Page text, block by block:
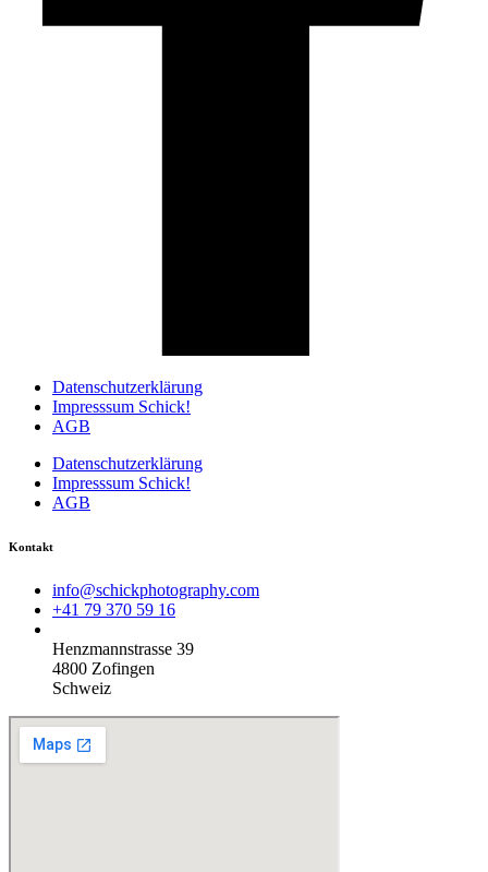
Datenschutzerklärung
Impresssum Schick!
AGB
Datenschutzerklärung
Impresssum Schick!
AGB
Kontakt
info@schickphotography.com
+41 79 370 59 16
Henzmannstrasse 39
4800 Zofingen
Schweiz